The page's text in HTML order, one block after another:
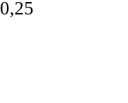
0,25